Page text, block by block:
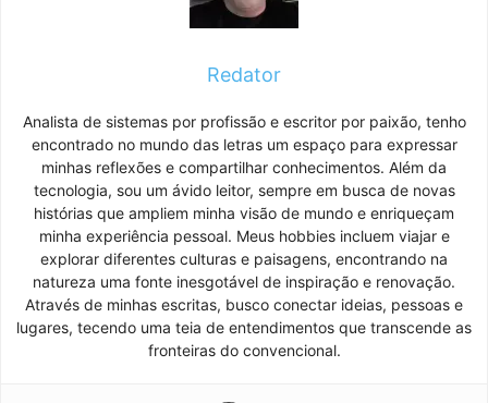
Redator
Analista de sistemas por profissão e escritor por paixão, tenho
encontrado no mundo das letras um espaço para expressar
minhas reflexões e compartilhar conhecimentos. Além da
tecnologia, sou um ávido leitor, sempre em busca de novas
histórias que ampliem minha visão de mundo e enriqueçam
minha experiência pessoal. Meus hobbies incluem viajar e
explorar diferentes culturas e paisagens, encontrando na
natureza uma fonte inesgotável de inspiração e renovação.
Através de minhas escritas, busco conectar ideias, pessoas e
lugares, tecendo uma teia de entendimentos que transcende as
fronteiras do convencional.